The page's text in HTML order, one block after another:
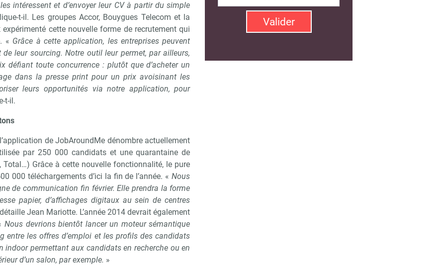
intéressent et d’envoyer leur CV à partir du simple
t-il. Les groupes Accor, Bouygues Telecom et la
cette nouvelle forme de recrutement qui
« Grâce à cette application, les entreprises peuvent
leur sourcing. Notre outil leur permet, par ailleurs,
défiant toute concurrence : plutôt que d’acheter un
dans la presse print pour un prix avoisinant les
leurs opportunités via notre application, pour
t-il.
de JobAroundMe dénombre actuellement
par 250 000 candidats et une quarantaine de
Total…) Grâce à cette nouvelle fonctionnalité, le pure
000 téléchargements d’ici la fin de l’année. «Nous
de communication fin février. Elle prendra la forme
papier, d’affichages digitaux au sein de centres
Jean Mariotte. L’année 2014 devrait également
Nous devrions bientôt lancer un moteur sémantique
entre les offres d’emploi et les profils des candidats
indoor permettant aux candidats en recherche ou en
d’un salon, par exemple. »
RH Matin
Non merci, je reçois déjà ! Je déciderai plus tard